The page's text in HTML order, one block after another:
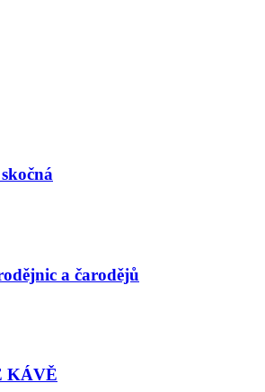
a čarodějů
KÁVĚ